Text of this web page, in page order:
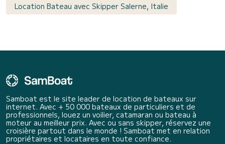
Location Bateau avec Skipper Salerne, Italie
Samboat est le site leader de location de bateaux sur
internet. Avec + 50 000 bateaux de particuliers et de
professionnels, louez un voilier, catamaran ou bateau à
moteur au meilleur prix. Avec ou sans skipper, réservez une
croisière partout dans le monde ! Samboat met en relation
propriétaires et locataires en toute confiance.